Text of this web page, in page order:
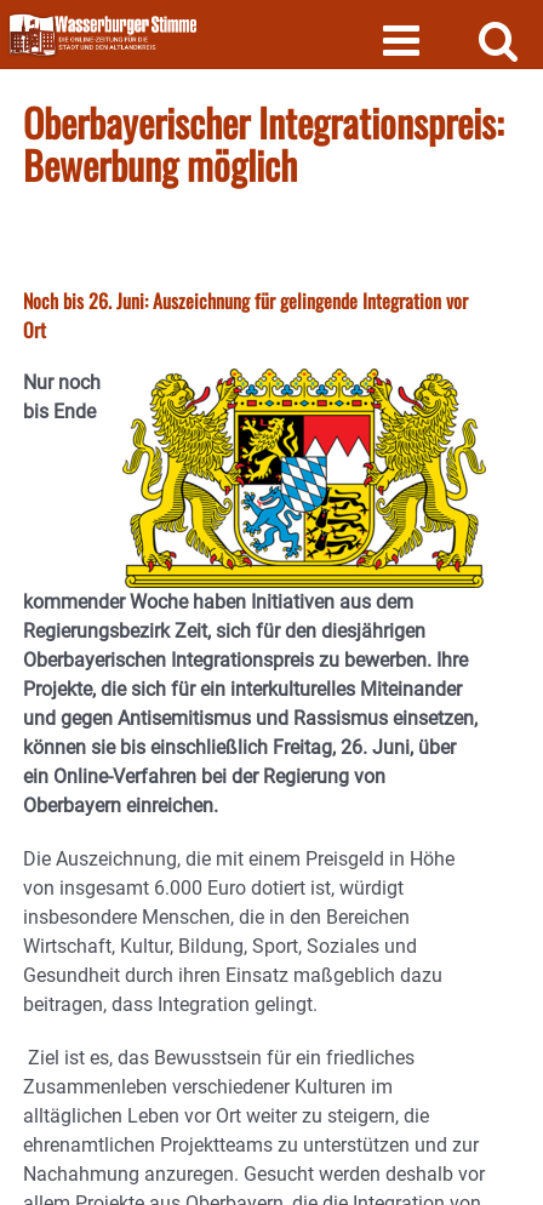
Skip
to
content
Oberbayerischer Integrationspreis:
Bewerbung möglich
Noch bis 26. Juni: Auszeichnung für gelingende Integration vor
Ort
Nur noch
bis Ende
kommender Woche haben Initiativen aus dem
Regierungsbezirk Zeit, sich für den diesjährigen
Oberbayerischen Integrationspreis zu bewerben. Ihre
Projekte, die sich für ein interkulturelles Miteinander
und gegen Antisemitismus und Rassismus einsetzen,
können sie bis einschließlich Freitag, 26. Juni, über
ein Online-Verfahren bei der Regierung von
Oberbayern einreichen.
Die Auszeichnung, die mit einem Preisgeld in Höhe
von insgesamt 6.000 Euro dotiert ist, würdigt
insbesondere Menschen, die in den Bereichen
Wirtschaft, Kultur, Bildung, Sport, Soziales und
Gesundheit durch ihren Einsatz maßgeblich dazu
beitragen, dass Integration gelingt.
Ziel ist es, das Bewusstsein für ein friedliches
Zusammenleben verschiedener Kulturen im
alltäglichen Leben vor Ort weiter zu steigern, die
ehrenamtlichen Projektteams zu unterstützen und zur
Nachahmung anzuregen. Gesucht werden deshalb vor